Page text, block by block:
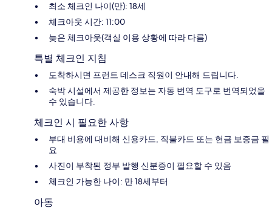
최소 체크인 나이(만): 18세
체크아웃 시간: 11:00
늦은 체크아웃(객실 이용 상황에 따라 다름)
특별 체크인 지침
도착하시면 프런트 데스크 직원이 안내해 드립니다.
숙박 시설에서 제공한 정보는 자동 번역 도구로 번역되었을
수 있습니다.
체크인 시 필요한 사항
부대 비용에 대비해 신용카드, 직불카드 또는 현금 보증금 필
요
사진이 부착된 정부 발행 신분증이 필요할 수 있음
체크인 가능한 나이: 만 18세부터
아동